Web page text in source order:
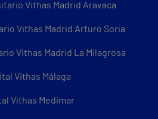
Vithas Madrid Aravaca
Vithas Madrid Arturo Soria
Vithas Madrid La Milagrosa
Vithas Málaga
Vithas Medimar